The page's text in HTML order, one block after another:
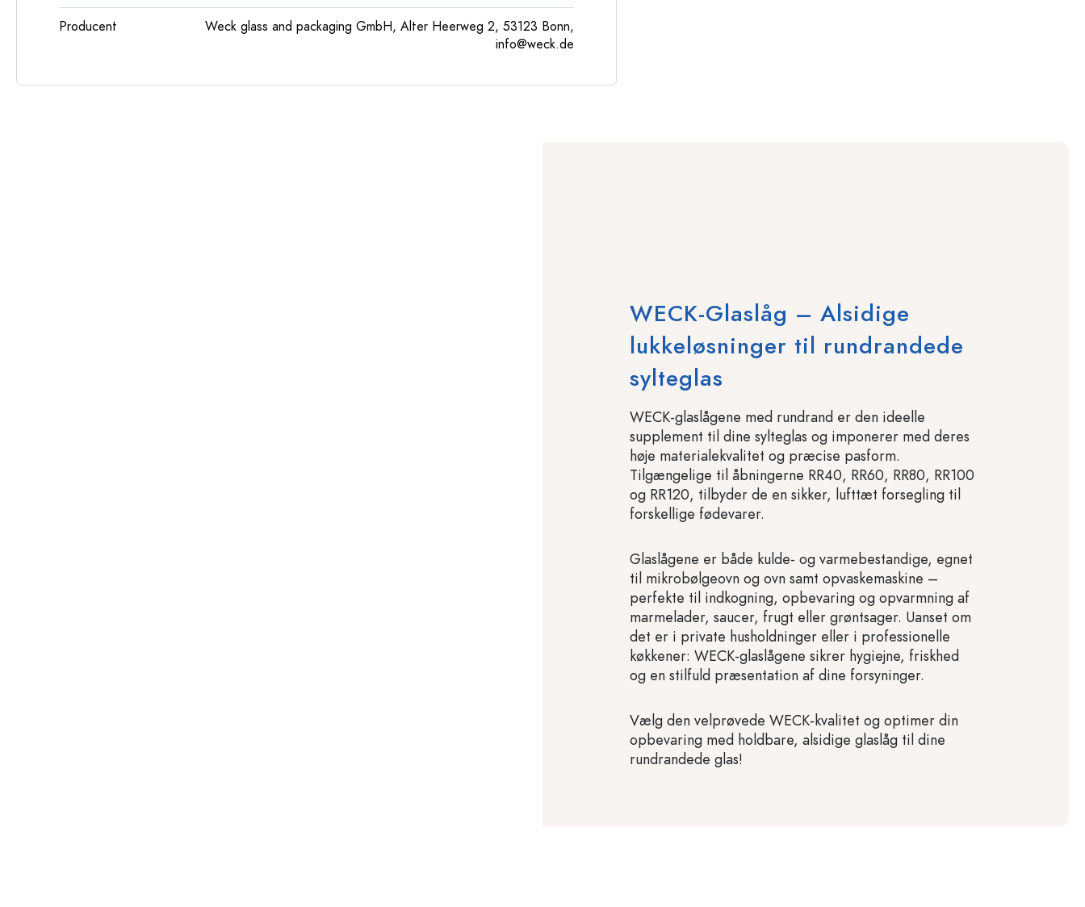
Producent
Weck glass and packaging GmbH, Alter Heerweg 2, 53123 Bonn,
info@weck.de
WECK-Glaslåg – Alsidige
lukkeløsninger til rundrandede
sylteglas
WECK-glaslågene med rundrand er den ideelle
supplement til dine sylteglas og imponerer med deres
høje materialekvalitet og præcise pasform.
Tilgængelige til åbningerne RR40, RR60, RR80, RR100
og RR120, tilbyder de en sikker, lufttæt forsegling til
forskellige fødevarer.
Glaslågene er både kulde- og varmebestandige, egnet
til mikrobølgeovn og ovn samt opvaskemaskine –
perfekte til indkogning, opbevaring og opvarmning af
marmelader, saucer, frugt eller grøntsager. Uanset om
det er i private husholdninger eller i professionelle
køkkener: WECK-glaslågene sikrer hygiejne, friskhed
og en stilfuld præsentation af dine forsyninger.
Vælg den velprøvede WECK-kvalitet og optimer din
opbevaring med holdbare, alsidige glaslåg til dine
rundrandede glas!